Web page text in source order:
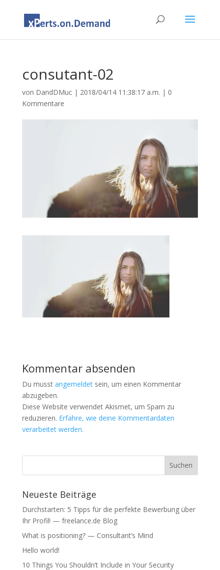
consutant-02
von DandDMuc| 2018/04/14 11:38:17 a.m. | 0
Kommentare
Kommentar absenden
Du musst angemeldetsein, um einen Kommentar
abzugeben.
Diese Website verwendet Akismet, um Spam zu
reduzieren. Erfahre, wie deine Kommentardaten
verarbeitet werden.
Neueste Beiträge
Durchstarten: 5 Tipps für die perfekte Bewerbung über
Ihr Profil! — freelance.de Blog
What is positioning? — Consultant’s Mind
Hello world!
10 Things You Shouldn’t Include in Your Security